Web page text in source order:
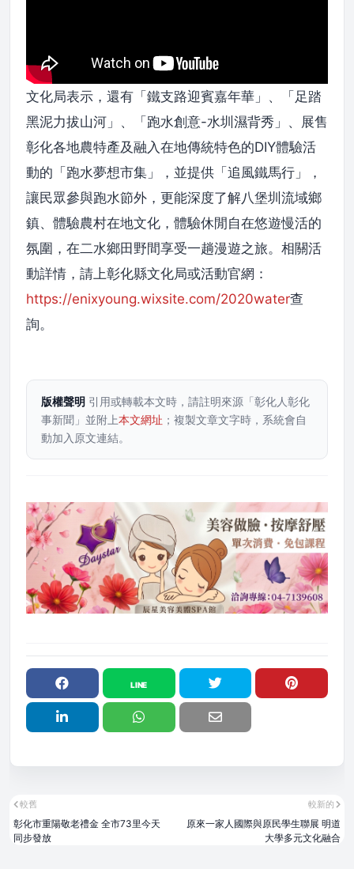
文化局表示，還有「鐵支路迎賓嘉年華」、「足踏
黑泥力拔山河」、「跑水創意-水圳濕背秀」、展售
彰化各地農特產及融入在地傳統特色的DIY體驗活
動的「跑水夢想市集」，並提供「追風鐵馬行」，
讓民眾參與跑水節外，更能深度了解八堡圳流域鄉
鎮、體驗農村在地文化，體驗休閒自在悠遊慢活的
氛圍，在二水鄉田野間享受一趟漫遊之旅。相關活
動詳情，請上彰化縣文化局或活動官網：
https://enixyoung.wixsite.com/2020water查
詢。
版權聲明 引用或轉載本文時，請註明來源「彰化人彰化
事新聞」並附上本文網址 ；複製文章文字時，系統會自
動加入原文連結。
較新的
原來一家人國際與原民學生聯展 明道
大學多元文化融合
較舊
彰化市重陽敬老禮金 全市73里今天
同步發放